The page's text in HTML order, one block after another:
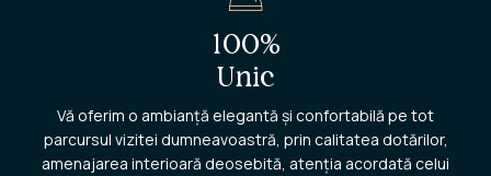
100%
Unic
Vă oferim o ambianță elegantă și confortabilă pe tot
parcursul vizitei dumneavoastră, prin calitatea dotărilor,
amenajarea interioară deosebită, atenția acordată celui